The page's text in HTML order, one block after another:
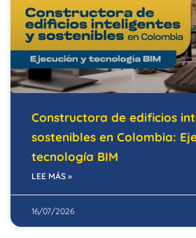
Constructora de edificios
sostenibles en Colombia:
tecnología BIM
LEE MÁS »
16/07/2026